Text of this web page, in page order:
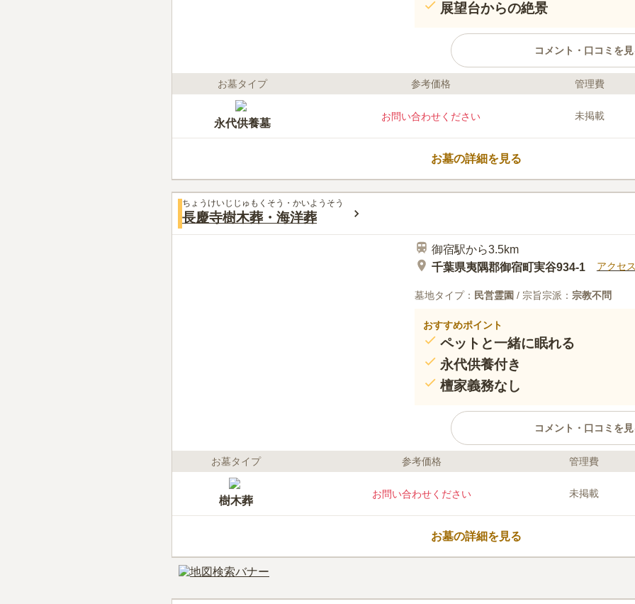
展望台からの絶景
コメント・口コミを
口コミ評価
お墓タイプ 参考価格 管理費
永代供養墓
お問い合わせください 未掲載
お墓の詳細を見る
ちょうけいじじゅもくそう・かいようそう
長慶寺樹木葬・海洋葬
御宿駅から3.5km
千葉県夷隅郡御宿町実谷934-1
アクセ
墓地タイプ： 民営霊園 / 宗旨宗派： 宗教不問
おすすめポイント
ペットと一緒に眠れる
永代供養付き
檀家義務なし
コメント・口コミを
口コミ評価
お墓タイプ 参考価格 管理費
樹木葬
お問い合わせください 未掲載
お墓の詳細を見る